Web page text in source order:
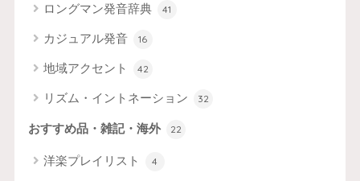
ロングマン発音辞典 41
カジュアル発音 16
地域アクセント 42
リズム・イントネーション 32
おすすめ品・雑記・海外 22
洋楽プレイリスト 4